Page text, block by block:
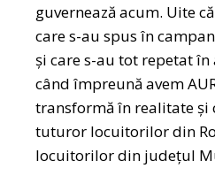
guvernează acum. Uite
care s-au spus în
și care s-au tot repetat în
când împreună avem
transformă în realitate și
tuturor locuitorilor din
locuitorilor din județul